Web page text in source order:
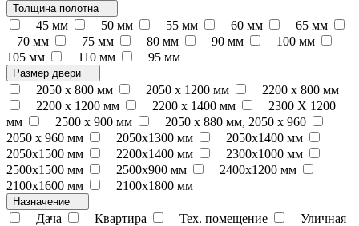
Толщина полотна
45 мм 50 мм 55 мм 60 мм
65 мм
70 мм
75 мм 80 мм 90 мм
100 мм
105 мм
110 мм 95 мм
Размер двери
2050 x 800 мм 2050 x 1200 мм
2200 x 800 мм
2200 x 1200 мм
2200 х 1400 мм
2300 Х 1200
мм
2500 х 900 мм
2050 х 880 мм, 2050 х 960
2050 х 960 мм
2050х1300 мм
2050х1400 мм
2050х1500 мм
2200х1400 мм
2300х1000 мм
2500х1500 мм
2500х900 мм
2400х1200 мм
2100х1600 мм
2100х1800 мм
Назначение
Дача Квартира Тех. помещение
Уличная